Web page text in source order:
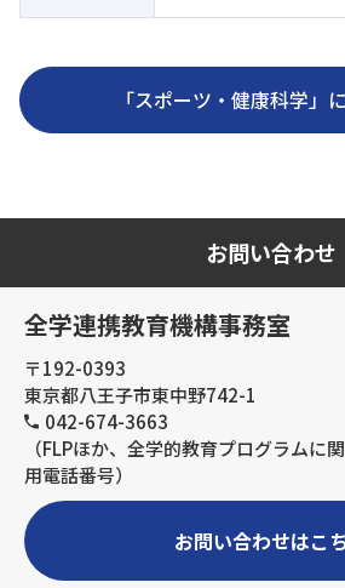
「スポーツ・健康科学」
お問い合わせ
全学連携教育機構事務室
〒192-0393
東京都八王子市東中野742-1
042-674-3663
（FLPほか、全学的教育プログラムに
用電話番号）
お問い合わせはこ